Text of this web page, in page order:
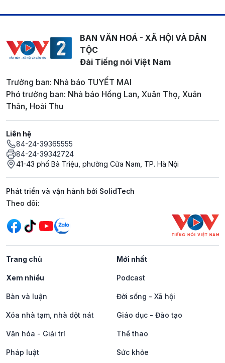
BAN VĂN HOÁ - XÃ HỘI VÀ DÂN
TỘC
Đài Tiếng nói Việt Nam
Trưởng ban: Nhà báo TUYẾT MAI
Phó trưởng ban: Nhà báo Hồng Lan, Xuân Thọ, Xuân
Thân, Hoài Thu
Liên hệ
84-24-39365555
84-24-39342724
41-43 phố Bà Triệu, phường Cửa Nam, TP. Hà Nội
Phát triển và vận hành bởi SolidTech
Mạng xã hội
Theo dõi:
Trang chủ Mới nhất
Xem nhiều Podcast
Bàn và luận Đời sống - Xã hội
Xóa nhà tạm, nhà dột nát Giáo dục - Đào tạo
Văn hóa - Giải trí Thể thao
Pháp luật Sức khỏe